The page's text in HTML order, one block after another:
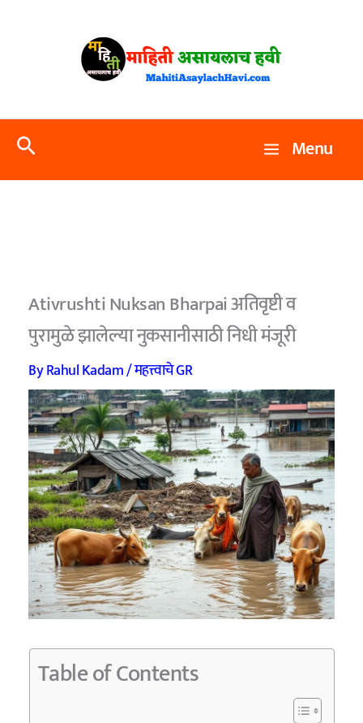
Search Menu
Ativrushti Nuksan Bharpai अतिवृष्टी व
पुरामुळे झालेल्या नुकसानीसाठी निधी मंजूरी
ByRahul Kadam/महत्त्वाचे GR
Table of Contents